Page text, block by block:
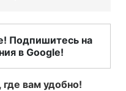
Подпишитесь на
в Google!
вам удобно!